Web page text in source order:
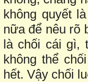
không quyết
nữa để nêu rõ
là chối cái gì,
không thể
hết. Vậy chối